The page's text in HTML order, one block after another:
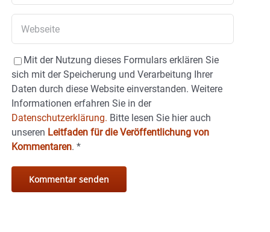
Mit der Nutzung dieses Formulars erklären Sie
sich mit der Speicherung und Verarbeitung Ihrer
Daten durch diese Website einverstanden. Weitere
Informationen erfahren Sie in der
Datenschutzerklärung. Bitte lesen Sie hier auch
unseren Leitfaden für die Veröffentlichung von
Kommentaren. *